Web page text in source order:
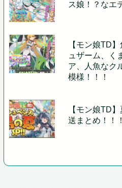
ス娘！？なエ
【モン娘TD
ュザーム、く
ア、人魚なク
模様！！！
【モン娘TD
送まとめ！！！